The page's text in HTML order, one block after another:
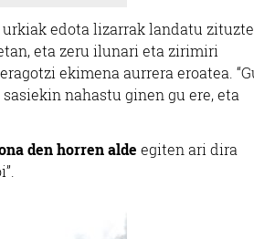
urkiak edota lizarrak landatu
eta zeru ilunari eta zirimiri
ekimena aurrera eroatea.
nahastu ginen gu ere, eta
den horren alde egiten ari dira